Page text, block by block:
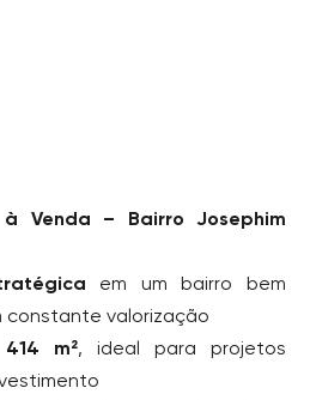
Venda – Bairro Josephim
em um bairro bem
constante valorização
m², ideal para projetos